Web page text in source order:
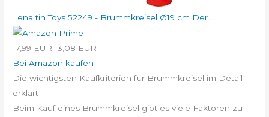
Lena tin Toys 52249 - Brummkreisel Ø19 cm Der...
17,99 EUR 13,08 EUR
Bei Amazon kaufen
Die wichtigsten Kaufkriterien für Brummkreisel im Detail
erklärt
Beim Kauf eines Brummkreisel gibt es viele Faktoren zu